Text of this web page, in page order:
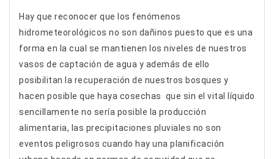
Hay que reconocer que los fenómenos
hidrometeorológicos no son dañinos puesto que es una
forma en la cual se mantienen los niveles de nuestros
vasos de captación de agua y además de ello
posibilitan la recuperación de nuestros bosques y
hacen posible que haya cosechas que sin el vital líquido
sencillamente no sería posible la producción
alimentaria, las precipitaciones pluviales no son
eventos peligrosos cuando hay una planificación